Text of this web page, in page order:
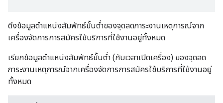
ดึงข้อมูลตำแหน่งสัมพัทธ์ขั้นต่ำของจุดลดภาระงานเหตุการณ์จาก
เครื่องจัดการการสมัครใช้บริการที่ใช้งานอยู่ทั้งหมด
เรียกข้อมูลตำแหน่งสัมพัทธ์ขั้นต่ำ (กับเวลาเปิดเครื่อง) ของจุดลด
ภาระงานเหตุการณ์จากเครื่องจัดการการสมัครใช้บริการที่ใช้งานอยู่
ทั้งหมด